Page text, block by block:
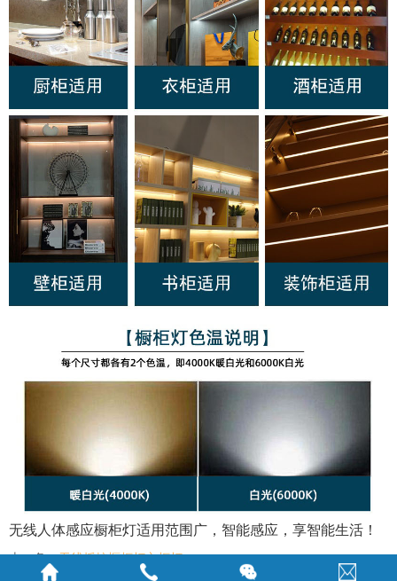
无线人体感应橱柜灯适用范围广，智能感应，享智能生活！
上一条：无线摇控橱柜灯衣柜灯